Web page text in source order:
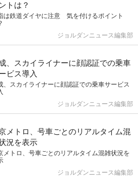
トは？
は鉄道ダイヤに注意 気を付けるポイント
ジョルダンニュース編集部
、スカイライナーに顔認証での乗車
ビス導入
、スカイライナーに顔認証での乗車サービス
ジョルダンニュース編集部
メトロ、号車ごとのリアルタイム混
況を表示
メトロ、号車ごとのリアルタイム混雑状況を
ジョルダンニュース編集部